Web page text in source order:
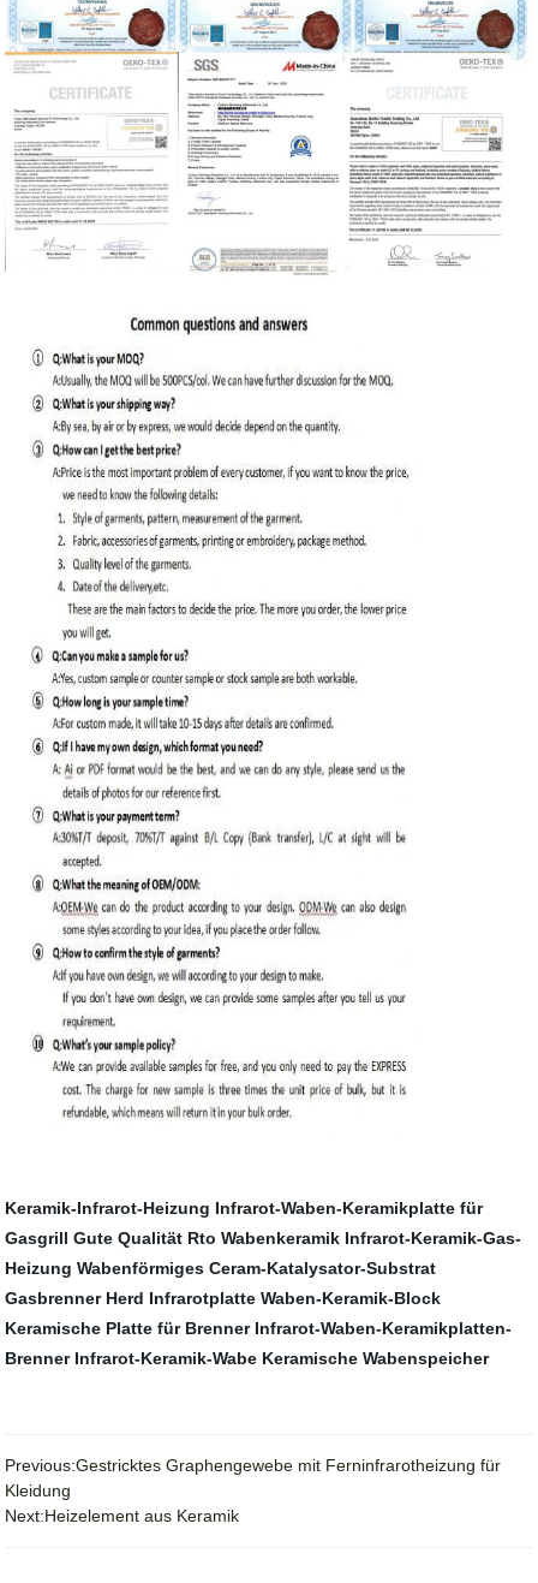
Keramik-Infrarot-Heizung Infrarot-Waben-Keramikplatte für
Gasgrill Gute Qualität Rto Wabenkeramik Infrarot-Keramik-Gas-
Heizung Wabenförmiges Ceram-Katalysator-Substrat
Gasbrenner Herd Infrarotplatte Waben-Keramik-Block
Keramische Platte für Brenner Infrarot-Waben-Keramikplatten-
Brenner Infrarot-Keramik-Wabe Keramische Wabenspeicher
Previous:Gestricktes Graphengewebe mit Ferninfrarotheizung für
Kleidung
Next:Heizelement aus Keramik